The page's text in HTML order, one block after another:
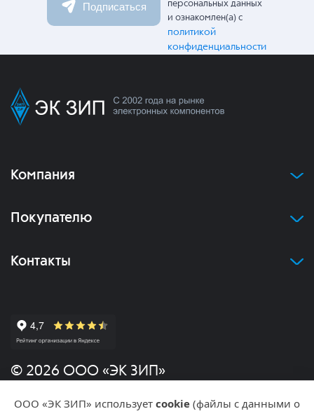
Подписаться
персональных данных
и ознакомлен(а) с
политикой
конфиденциальности
Компания
Покупателю
Контакты
© 2026 ООО «ЭК ЗИП»
Политика конфиденциальности
ООО «ЭК ЗИП» использует cookie (файлы с данными о